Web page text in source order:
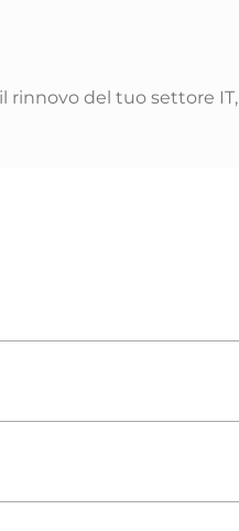
rinnovo del tuo settore IT,